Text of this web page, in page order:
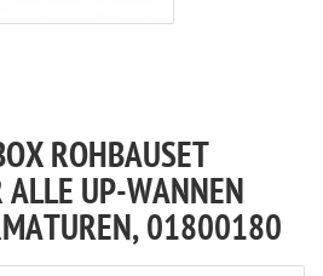
ROHBAUSET
ALLE UP-WANNEN
01800180